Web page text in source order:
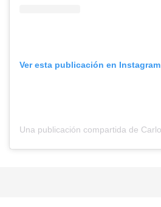
Ver esta publicación en Instagram